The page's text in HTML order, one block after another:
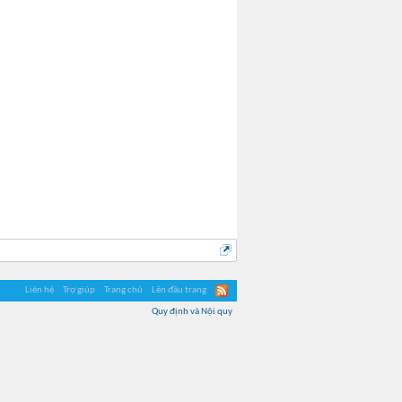
Liên hệ Trợ giúp Trang chủ Lên đầu trang
Quy định và Nội quy